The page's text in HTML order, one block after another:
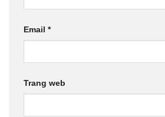
Email *
Trang web